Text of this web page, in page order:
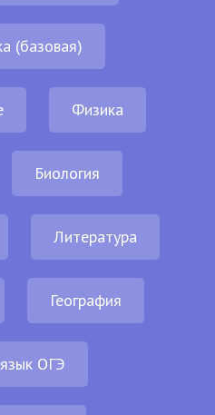
(базовая)
Физика
Биология
Литература
География
ОГЭ